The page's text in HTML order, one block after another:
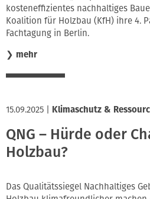
kosteneffizientes nachhaltiges
Koalition für Holzbau (KfH) ihre 4.
Fachtagung in Berlin.
❯ mehr
15.09.2025 Klimaschutz &
QNG – Hürde oder
Holzbau?
Das Qualitätssiegel Nachhaltiges